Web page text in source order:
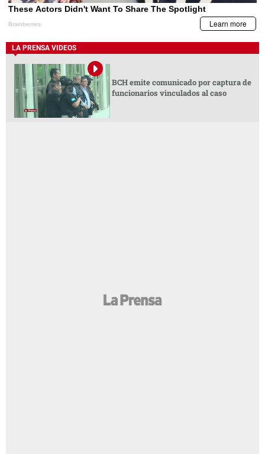
LA PRENSA VIDEOS
BCH emite comunicado por captura de
funcionarios vinculados al caso